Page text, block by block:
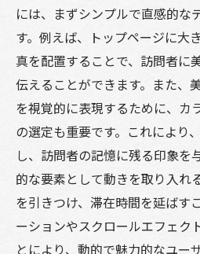
SNSを活用して美容
お客様の声を活かし
ブログで美容情報を
ル
オンライン予約シス
メールマーケティン
美容室のブランド価値を
ホームページ作成
ブランドストーリー
美容室の強みを視覚
には、まずシンプルで直感的な
す。例えば、トップページに大
真を配置することで、訪問者に
伝えることができます。また、
を視覚的に表現するために、カ
の選定も重要です。これにより
し、訪問者の記憶に残る印象を
的な要素として動きを取り入れ
を引きつけ、滞在時間を延ばす
ーションやスクロールエフェク
とにより、動的で魅力的なユー